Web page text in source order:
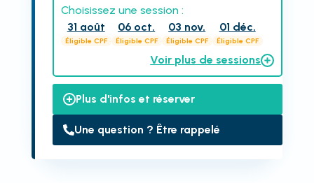
Choisissez une session :
31 août
Éligible CPF
06 oct.
Éligible CPF
03 nov.
Éligible CPF
01 déc.
Éligible CPF
Voir plus de sessions
Plus d'infos et réserver
Une question ? Être rappelé